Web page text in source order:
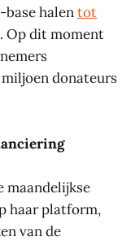
halentot
. Op dit moment
donateurs
maandelijkse
haar platform,
van de